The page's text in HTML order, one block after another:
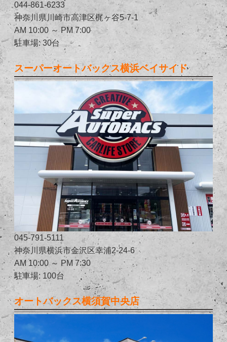
044-861-6233
神奈川県川崎市高津区梶ヶ谷5-7-1
AM 10:00 ～ PM 7:00
駐車場: 30台
スーパーオートバックス横浜ベイサイド
045-791-5111
神奈川県横浜市金沢区幸浦2-24-6
AM 10:00 ～ PM 7:30
駐車場: 100台
オートバックス横須賀中央店